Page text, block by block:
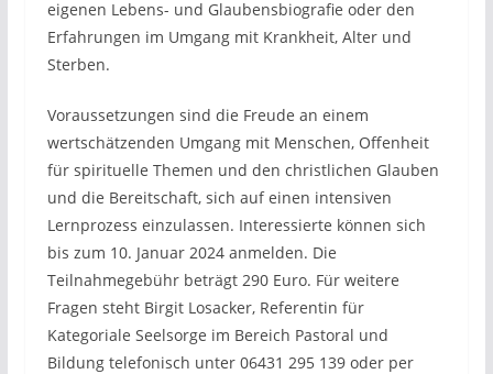
eigenen Lebens- und Glaubensbiografie oder den
Erfahrungen im Umgang mit Krankheit, Alter und
Sterben.
Voraussetzungen sind die Freude an einem
wertschätzenden Umgang mit Menschen, Offenheit
für spirituelle Themen und den christlichen Glauben
und die Bereitschaft, sich auf einen intensiven
Lernprozess einzulassen. Interessierte können sich
bis zum 10. Januar 2024 anmelden. Die
Teilnahmegebühr beträgt 290 Euro. Für weitere
Fragen steht Birgit Losacker, Referentin für
Kategoriale Seelsorge im Bereich Pastoral und
Bildung telefonisch unter 06431 295 139 oder per